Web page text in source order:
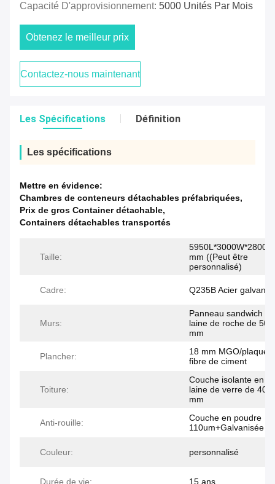
Capacité D'approvisionnement: 5000 Unités Par Mois
Obtenez le meilleur prix
Contactez-nous maintenant
Les Spécifications Définition
Les spécifications
Mettre en évidence:
Chambres de conteneurs détachables préfabriquées,
Prix de gros Container détachable,
Containers détachables transportés
Taille:
5950L*3000W*2800H
mm ((Peut être
personnalisé)
Cadre: Q235B Acier
Murs:
Panneau sandwich en
laine de roche de 50/
mm
Plancher:
18 mm MGO/plaque
fibre de ciment
Toiture:
Couche isolante en
laine de verre de 40
mm
Anti-rouille:
Couche en poudre
110um+Galvanisée
Couleur: personnalisé
Durée de vie: 15 ans